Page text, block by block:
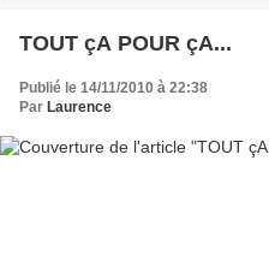
TOUT çA POUR çA...
Publié le 14/11/2010 à 22:38
Par Laurence